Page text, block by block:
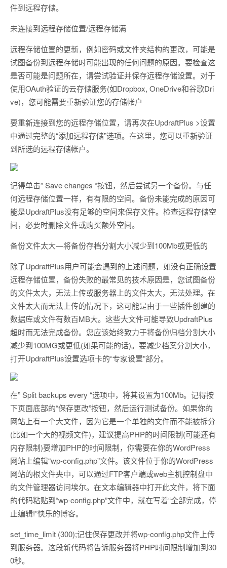
件到远程存储。
未连接到远程存储位置/远程存储满
远程存储位置的更新，例如密码或文件夹结构的更改，可能是
试图备份到远程存储时可能出现的任何问题的原因。要检查这
是否可能是问题所在，请尝试验证并保存远程存储设置。对于
使用OAuth验证的云存储服务(如Dropbox, OneDrive和谷歌Dri
ve)，您可能需要重新验证您的存储帐户
要重新连接到您的远程存储位置，请再次在UpdraftPlus >设置
中通过完整的“添加远程存储”选项。在这里，您可以重新验证
到所选的远程存储帐户。
记得单击” Save changes “按钮，然后尝试另一个备份。与任
何远程存储位置一样，有有限的空间。备份未能完成的原因可
能是UpdraftPlus没有足够的空间来保存文件。检查远程存储空
间，必要时删除文件或购买额外空间。
备份文件太大—将备份存档分割大小减少到100Mb或更低的
除了UpdraftPlus用户可能会遇到的上述问题，如没有正确设置
远程存储位置，备份失败的最常见的技术原因是，您试图备份
的文件太大，无法上传或服务器上的文件太大，无法处理。在
文件太大而无法上传的情况下，这可能是由于一些插件创建的
数据库或文件有数百MB大。这些大文件可能导致UpdraftPlus
超时而无法完成备份。您应该始终致力于将备份归档分割大小
减少到100MG或更低(如果可能的话)。要减少档案分割大小，
打开UpdraftPlus设置选项卡的“专家设置”部分。
在” Split backups every “选项中，将其设置为100Mb。记得按
下页面底部的“保存更改”按钮，然后运行测试备份。如果你的
网站上有一个大文件，因为它是一个单独的文件而不能被拆分
(比如一个大的视频文件)，建议提高PHP的时间限制(可能还有
内存限制)要增加PHP的时间限制，你需要在你的WordPress
网站上编辑“wp-config.php”文件。该文件位于你的WordPress
网站的根文件夹中，可以通过FTP客户端或web主机控制盘中
的文件管理器访问埃尔。在文本编辑器中打开此文件，将下面
的代码粘贴到“wp-config.php”文件中，就在写着“全部完成，停
止编辑!”快乐的博客。
set_time_limit (300);记住保存更改并将wp-config.php文件上传
到服务器。这段新代码将告诉服务器将PHP时间限制增加到30
0秒。